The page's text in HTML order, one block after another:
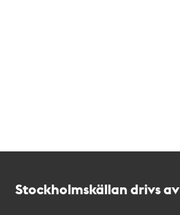
Stockholmskällan drivs av